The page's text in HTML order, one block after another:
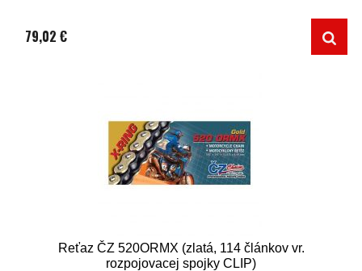
79,02 €
Reťaz ČZ 520ORMX (zlatá, 114 článkov vr.
rozpojovacej spojky CLIP)